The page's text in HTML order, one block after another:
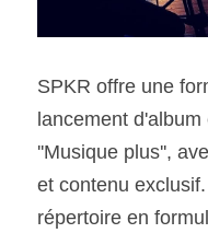
SPKR offre une
lancement
''Musique plus'',
et contenu
répertoire en